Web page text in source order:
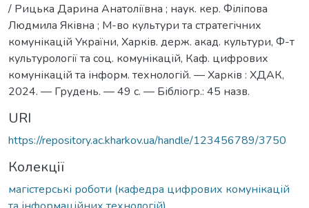
/ Рицька Дарина Анатоліївна ; наук. кер. Філіпова
Людмила Яківна ; М-во культури та стратегічних
комунікацій України, Харків. держ. акад. культури, Ф-т
культурології та соц. комунікацій, Каф. цифрових
комунікацій та інформ. технологій. — Харків : ХДАК,
2024. — Грудень. — 49 с. — Бібліогр.: 45 назв.
URI
https://repository.ac.kharkov.ua/handle/123456789/3750
Колекції
магістерські роботи (кафедра цифрових комунікацій